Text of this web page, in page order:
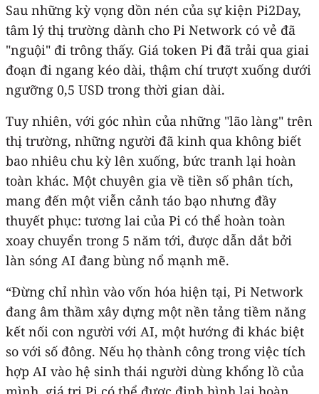
Sau những kỳ vọng dồn nén của sự kiện Pi2Day,
tâm lý thị trường dành cho Pi Network có vẻ đã
"nguội" đi trông thấy. Giá token Pi đã trải qua giai
đoạn đi ngang kéo dài, thậm chí trượt xuống dưới
ngưỡng 0,5 USD trong thời gian dài.
Tuy nhiên, với góc nhìn của những "lão làng" trên
thị trường, những người đã kinh qua không biết
bao nhiêu chu kỳ lên xuống, bức tranh lại hoàn
toàn khác. Một chuyên gia về tiền số phân tích,
mang đến một viễn cảnh táo bạo nhưng đầy
thuyết phục: tương lai của Pi có thể hoàn toàn
xoay chuyển trong 5 năm tới, được dẫn dắt bởi
làn sóng AI đang bùng nổ mạnh mẽ.
“Đừng chỉ nhìn vào vốn hóa hiện tại, Pi Network
đang âm thầm xây dựng một nền tảng tiềm năng
kết nối con người với AI, một hướng đi khác biệt
so với số đông. Nếu họ thành công trong việc tích
hợp AI vào hệ sinh thái người dùng khổng lồ của